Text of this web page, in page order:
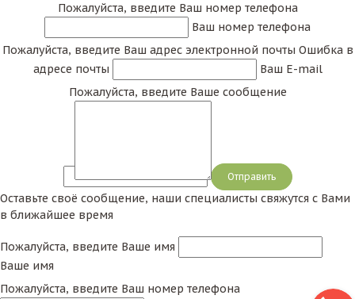
Пожалуйста, введите Ваш номер телефона
Ваш номер телефона
Пожалуйста, введите Ваш адрес электронной почты Ошибка в
адресе почты
Ваш E-mail
Пожалуйста, введите Ваше сообщение
Сообщение
Оставьте своё сообщение, наши специалисты свяжутся с Вами
в ближайшее время
Пожалуйста, введите Ваше имя
Ваше имя
Пожалуйста, введите Ваш номер телефона